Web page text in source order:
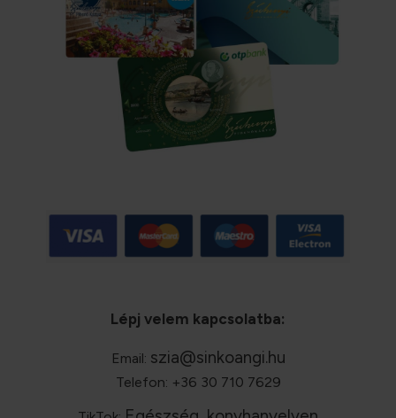
Lépj velem kapcsolatba:
Email: szia@sinkoangi.hu
Telefon: +36 30 710 7629